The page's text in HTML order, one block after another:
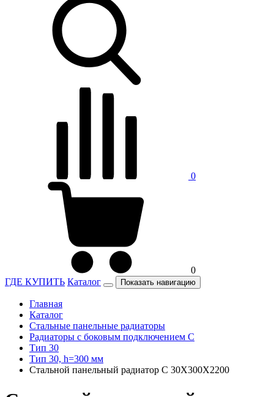
0
0
ГДЕ КУПИТЬ Каталог Показать навигацию
Главная
Каталог
Стальные панельные радиаторы
Радиаторы c боковым подключением C
Тип 30
Тип 30, h=300 мм
Стальной панельный радиатор C 30Х300Х2200